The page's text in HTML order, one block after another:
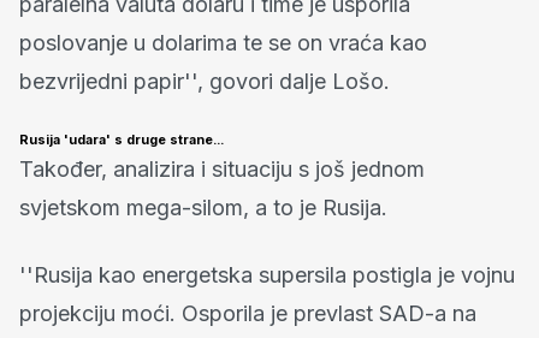
poslovanje u dolarima te se on vraća kao
bezvrijedni papir'', govori dalje Lošo.
Rusija 'udara' s druge strane...
Također, analizira i situaciju s još jednom
svjetskom mega-silom, a to je Rusija.
''Rusija kao energetska supersila postigla je vojnu
projekciju moći. Osporila je prevlast SAD-a na